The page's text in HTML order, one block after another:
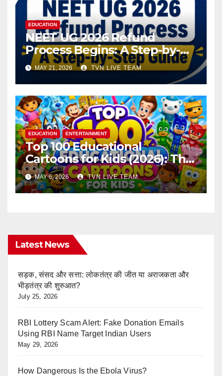
EDUCATION
NEET UG 2026 Refund
Process Begins: A Step-by-
Step Guide to Submit Bank
Details
MAY 21, 2026 TVN LIVE TEAM
EDUCATION ENTERTAINMENT
Top 100 Educational
Cartoons for Kids (2026): The
Ultimate Learning Shows List
Every Parent Should Know
MAY 6, 2026 TVN LIVE TEAM
Latest News
सड़क, संसद और सत्ता: लोकतंत्र की जीत या अराजकता और
भीड़तंत्र की शुरुआत?
July 25, 2026
RBI Lottery Scam Alert: Fake Donation Emails
Using RBI Name Target Indian Users
May 29, 2026
How Dangerous Is the Ebola Virus?